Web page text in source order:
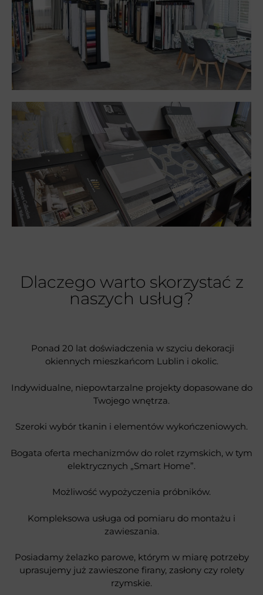
Dlaczego warto skorzystać z
naszych usług?
Ponad 20 lat doświadczenia w szyciu dekoracji
okiennych mieszkańcom Lublin i okolic.
Indywidualne, niepowtarzalne projekty dopasowane do
Twojego wnętrza.
Szeroki wybór tkanin i elementów wykończeniowych.
Bogata oferta mechanizmów do rolet rzymskich, w tym
elektrycznych „Smart Home”.
Możliwość wypożyczenia próbników.
Kompleksowa usługa od pomiaru do montażu i
zawieszania.
Posiadamy żelazko parowe, którym w miarę potrzeby
uprasujemy już zawieszone firany, zasłony czy rolety
rzymskie.